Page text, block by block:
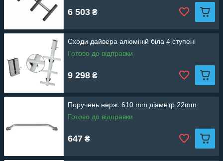
6 503 ₴
Сходи дайвера алюміній біла 4 ступені
Готово до відправки
9 298 ₴
Поручень нерж. 610 mm діаметр 22mm
Готово до відправки
647 ₴